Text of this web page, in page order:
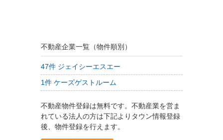
不動産企業一覧（物件順別）
47件 ジェイシーエスエー
1件 ケーズゲストルーム
不動産物件登録は無料です。不動産業を営ま
れている法人の方は下記よりタウン情報登録
後、物件登録を行えます。